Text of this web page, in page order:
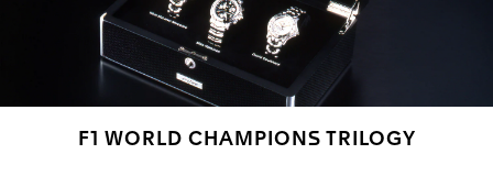
F1 WORLD CHAMPIONS TRILOGY